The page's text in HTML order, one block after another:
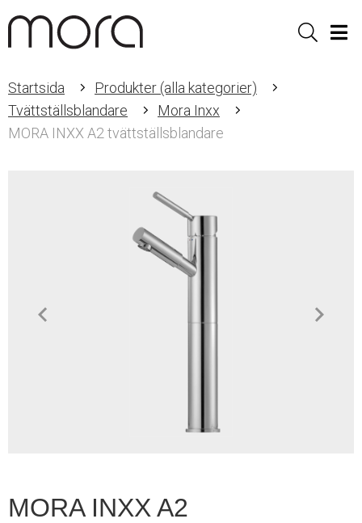
Sök
Startsida
Produkter (alla kategorier)
Tvättställsblandare
Mora Inxx
MORA INXX A2 tvättställsblandare
MORA INXX A2